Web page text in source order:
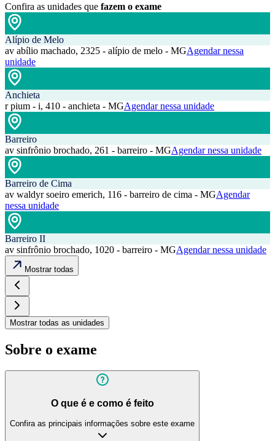
Confira as unidades que fazem o exame
Alípio de Melo
av abílio machado, 2325 - alípio de melo - MGAgendar nessa
unidade
Anchieta
r pium - i, 410 - anchieta - MGAgendar nessa unidade
Barreiro
av sinfrônio brochado, 261 - barreiro - MGAgendar nessa unidade
Barreiro de Cima
av waldyr soeiro emerich, 116 - barreiro de cima - MGAgendar
nessa unidade
Barreiro II
av sinfrônio brochado, 1020 - barreiro - MGAgendar nessa unidade
Mostrar todas
Mostrar todas as unidades
Sobre o exame
O que é e como é feito
Confira as principais informações sobre este exame